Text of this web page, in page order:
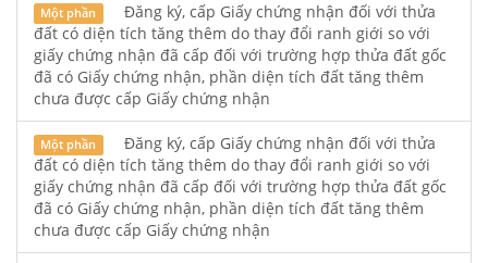
Một phần
Đăng ký, cấp Giấy chứng nhận đối với thửa
đất có diện tích tăng thêm do thay đổi ranh giới so với
giấy chứng nhận đã cấp đối với trường hợp thửa đất gốc
đã có Giấy chứng nhận, phần diện tích đất tăng thêm
chưa được cấp Giấy chứng nhận
Một phần
Đăng ký, cấp Giấy chứng nhận đối với thửa
đất có diện tích tăng thêm do thay đổi ranh giới so với
giấy chứng nhận đã cấp đối với trường hợp thửa đất gốc
đã có Giấy chứng nhận, phần diện tích đất tăng thêm
chưa được cấp Giấy chứng nhận